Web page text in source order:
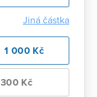
Jiná částka
1 000 Kč
300 Kč